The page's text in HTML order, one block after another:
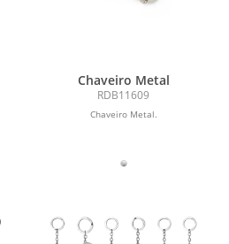
Chaveiro Metal
RDB11609
Chaveiro Metal.